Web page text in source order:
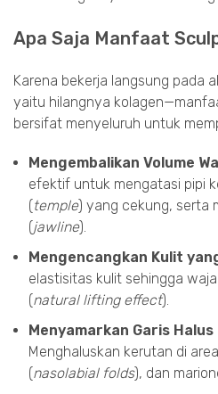
Apa Saja Manfaat
Karena bekerja langsung pada
yaitu hilangnya
bersifat menyeluruh untuk
Mengembalikan Volume
efektif untuk mengatasi pipi
(temple) yang cekung, serta
(jawline).
Mengencangkan Kulit
elastisitas kulit sehingga
(natural lifting effect).
Menyamarkan Garis
Menghaluskan kerutan di
(nasolabial folds), dan